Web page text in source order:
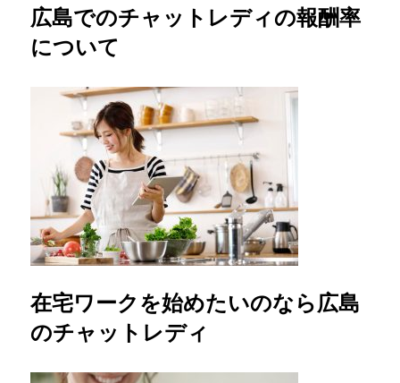
広島でのチャットレディの報酬率
について
在宅ワークを始めたいのなら広島
のチャットレディ